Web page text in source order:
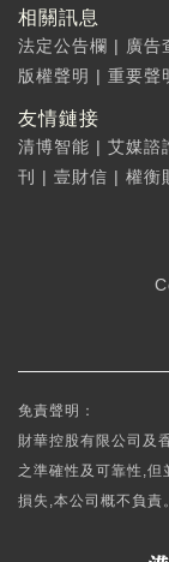
相關訊息
法定公告欄 | 廣告
版權聲明 | 重要聲
友情鏈接
清博智能 | 艾媒諮
刊
| 壹財信 | 權衡
免責聲明：
財華控股有限公司及
之準確性及可靠性,但
損失,本公司概不負責。